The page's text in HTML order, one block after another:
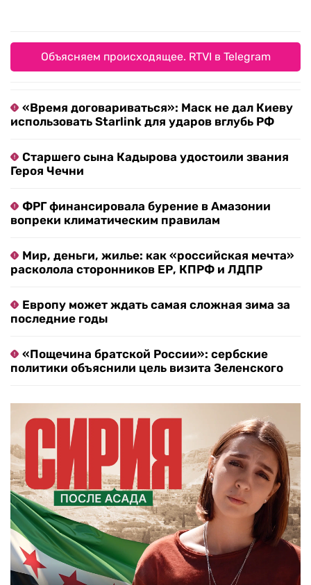
Объясняем происходящее. RTVI в Telegram
«Время договариваться»: Маск не дал Киеву
использовать Starlink для ударов вглубь РФ
Старшего сына Кадырова удостоили звания
Героя Чечни
ФРГ финансировала бурение в Амазонии
вопреки климатическим правилам
Мир, деньги, жилье: как «российская мечта»
расколола сторонников ЕР, КПРФ и ЛДПР
Европу может ждать самая сложная зима за
последние годы
«Пощечина братской России»: сербские
политики объяснили цель визита Зеленского